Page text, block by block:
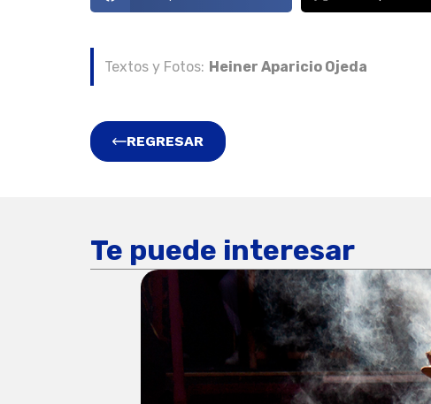
Textos y Fotos: Heiner Aparicio Ojeda
REGRESAR
Te puede interesar